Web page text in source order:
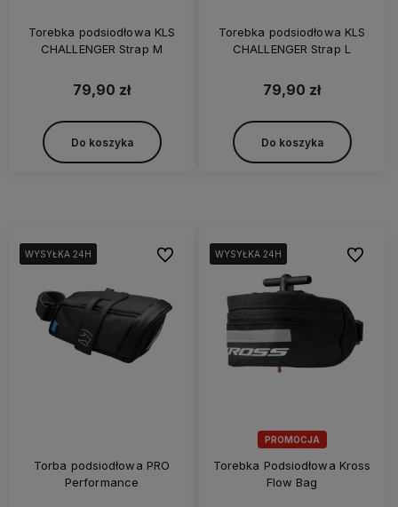
Torebka podsiodłowa KLS
CHALLENGER Strap M
79,90 zł
Do koszyka
Torebka podsiodłowa KLS
CHALLENGER Strap L
79,90 zł
Do koszyka
WYSYŁKA 24H
WYSYŁKA 24H
WYSYŁKA 24H
WYSYŁKA 24H
Torba podsiodłowa PRO
Performance
Do ulubionych
PROMOCJA
WYSYŁKA 24H
WYSYŁKA 24H
WYSYŁKA 24H
WYSYŁKA 24H
Torebka Podsiodłowa Kross
Flow Bag
Do